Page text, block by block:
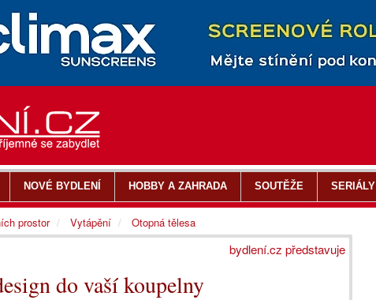
bydlení.cz představuje
do vaší koupelny
NOVÉ BYDLENÍ HOBBY A ZAHRADA SOUTĚŽE SERIÁLY
prostor Vytápění Otopná tělesa